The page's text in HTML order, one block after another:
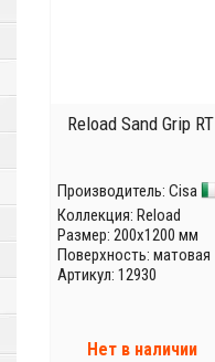
Reload Sand Grip RT
Производитель: Cisa
Коллекция: Reload
Размер: 200x1200 мм
Поверхность: матовая
Артикул: 12930
Нет в наличии